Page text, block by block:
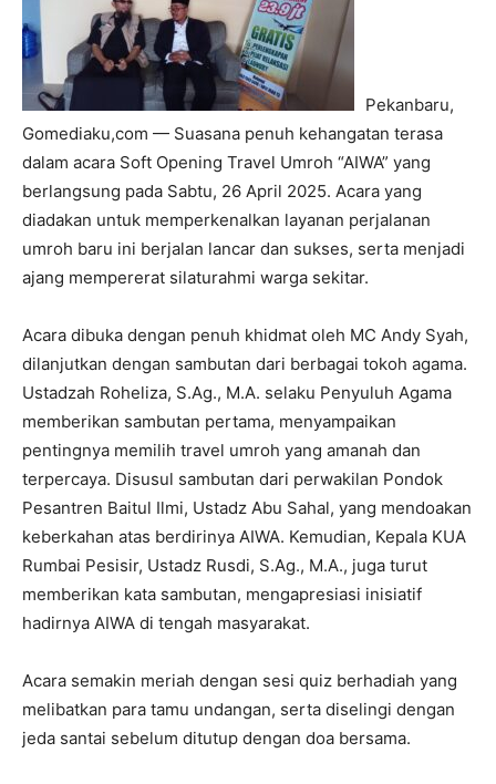
Pekanbaru,
Gomediaku,com — Suasana penuh kehangatan terasa
dalam acara Soft Opening Travel Umroh “AIWA” yang
berlangsung pada Sabtu, 26 April 2025. Acara yang
diadakan untuk memperkenalkan layanan perjalanan
umroh baru ini berjalan lancar dan sukses, serta menjadi
ajang mempererat silaturahmi warga sekitar.
Acara dibuka dengan penuh khidmat oleh MC Andy Syah,
dilanjutkan dengan sambutan dari berbagai tokoh agama.
Ustadzah Roheliza, S.Ag., M.A. selaku Penyuluh Agama
memberikan sambutan pertama, menyampaikan
pentingnya memilih travel umroh yang amanah dan
terpercaya. Disusul sambutan dari perwakilan Pondok
Pesantren Baitul Ilmi, Ustadz Abu Sahal, yang mendoakan
keberkahan atas berdirinya AIWA. Kemudian, Kepala KUA
Rumbai Pesisir, Ustadz Rusdi, S.Ag., M.A., juga turut
memberikan kata sambutan, mengapresiasi inisiatif
hadirnya AIWA di tengah masyarakat.
Acara semakin meriah dengan sesi quiz berhadiah yang
melibatkan para tamu undangan, serta diselingi dengan
jeda santai sebelum ditutup dengan doa bersama.